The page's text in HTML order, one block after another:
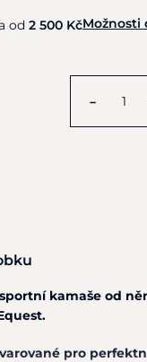
od 2 500 KčMožnosti
-
kamaše od
pro